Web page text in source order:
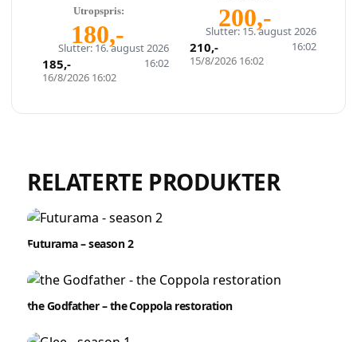
Slutter: 16. august 2026
16:02
SEASON 1, 3 OG 3 (3
SESONGER)
Utropspris:
180,-
16/8/2026 16:02
185,-
Slutter: 15. august 2026
16:02
200,-
15/8/2026 16:02
210,-
RELATERTE PRODUKTER
Futurama – season 2
the Godfather – the Coppola restoration